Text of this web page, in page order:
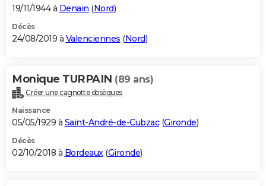
19/11/1944 à Denain (Nord)
Décès
24/08/2019 à Valenciennes (Nord)
Monique TURPAIN (89 ans)
Créer une cagnotte obsèques
Naissance
05/05/1929 à Saint-André-de-Cubzac(Gironde)
Décès
02/10/2018 à Bordeaux(Gironde)